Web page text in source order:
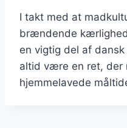
I takt med at
brændende
en vigtig del af
altid være en ret, der
hjemmelavede